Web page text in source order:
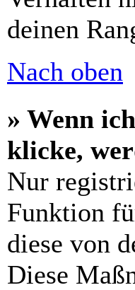
deinen
Nach oben
» Wenn
klicke,
Nur
Funktion
diese von
Diese